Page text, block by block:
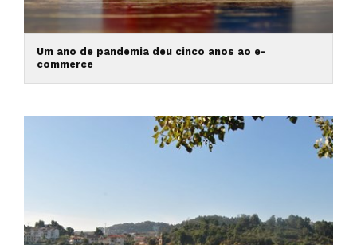
Um ano de pandemia deu cinco anos ao e-
commerce